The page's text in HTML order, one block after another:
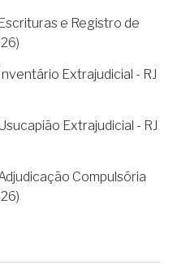
e Registro de
Extrajudicial - RJ
Extrajudicial - RJ
Compulsória